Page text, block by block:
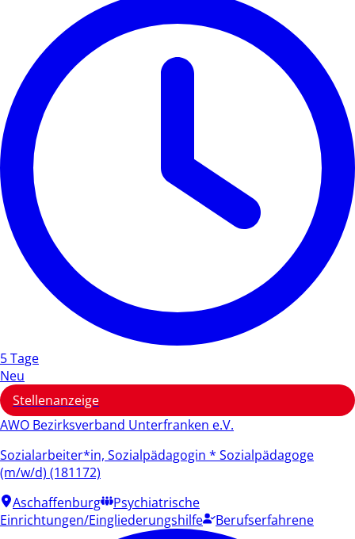
5 Tage
Neu
Stellenanzeige
AWO Bezirksverband Unterfranken e.V.
Sozialarbeiter*in, Sozialpädagogin * Sozialpädagoge
(m/w/d) (181172)
Aschaffenburg
Psychiatrische
Einrichtungen/Eingliederungshilfe
Berufserfahrene